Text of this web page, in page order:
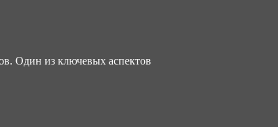
Один из ключевых аспектов